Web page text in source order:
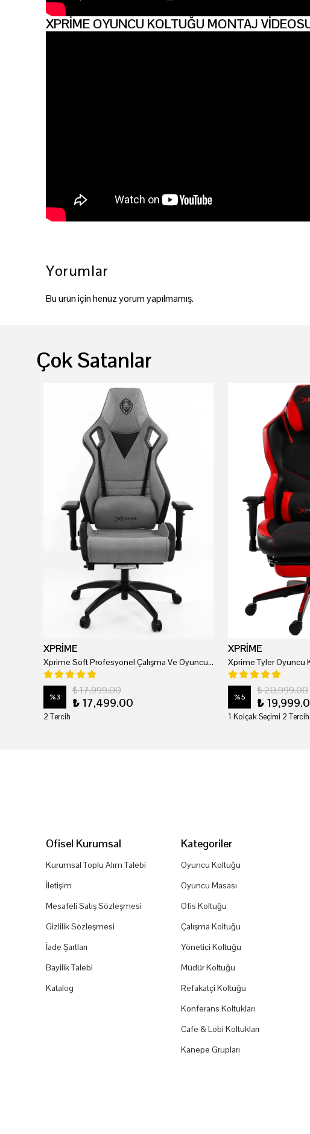
XPRİME OYUNCU KOLTUĞU MONTAJ
Yorumlar
Bu ürün için henüz yorum yapılmamış.
Çok Satanlar
XPRİME
Xprime Soft Profesyonel Çalışma Ve Oyuncu Koltuğu
%3
₺ 17,999.00
₺ 17,499.00
2 Tercih
XPRİME
%5
₺ 20,999.00
₺
1 Kolçak Seçimi 2 Tercih
Ofisel Kurumsal
Kurumsal Toplu Alım Talebi
İletişim
Mesafeli Satış Sözleşmesi
Gizlilik Sözleşmesi
İade Şartları
Bayilik Talebi
Katalog
Kategoriler
Oyuncu Koltuğu
Oyuncu Masası
Ofis Koltuğu
Çalışma Koltuğu
Yönetici Koltuğu
Müdür Koltuğu
Refakatçi Koltuğu
Konferans Koltukları
Cafe & Lobi Koltukları
Kanepe Grupları